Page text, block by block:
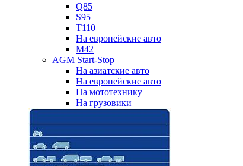
Q85
S95
T110
На европейские авто
M42
AGM Start-Stop
На азиатские авто
На европейские авто
На мототехнику
На грузовики